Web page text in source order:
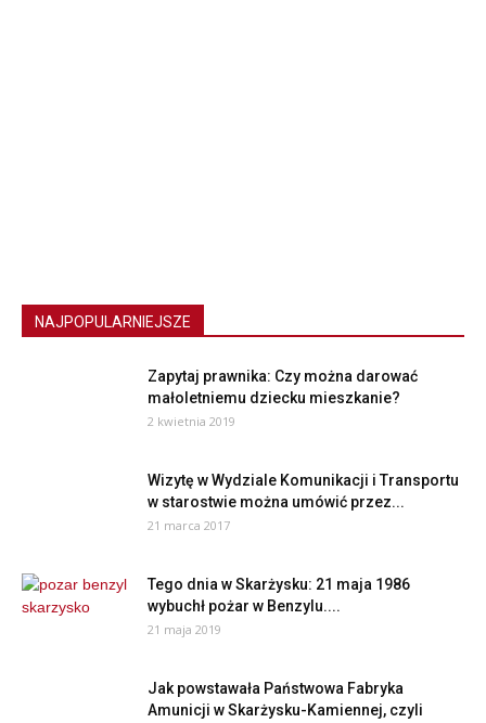
NAJPOPULARNIEJSZE
Zapytaj prawnika: Czy można darować
małoletniemu dziecku mieszkanie?
2 kwietnia 2019
Wizytę w Wydziale Komunikacji i Transportu
w starostwie można umówić przez...
21 marca 2017
Tego dnia w Skarżysku: 21 maja 1986
wybuchł pożar w Benzylu....
21 maja 2019
Jak powstawała Państwowa Fabryka
Amunicji w Skarżysku-Kamiennej, czyli